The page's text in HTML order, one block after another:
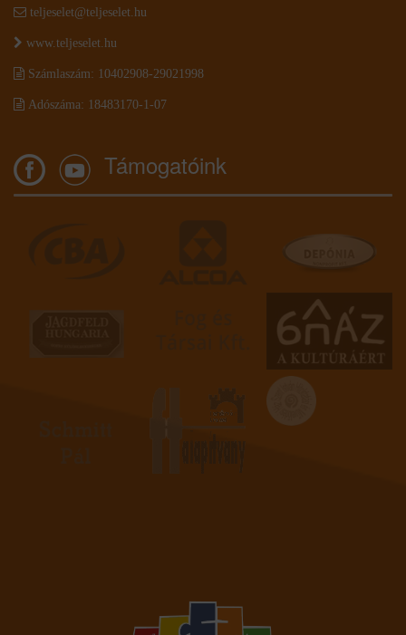
teljeselet@teljeselet.hu
www.teljeselet.hu
Számlaszám: 10402908-29021998
Adószáma: 18483170-1-07
Támogatóink